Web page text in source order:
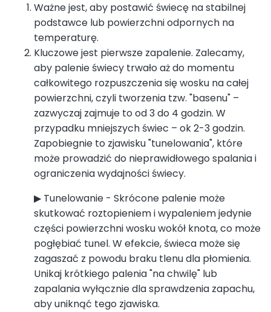
Ważne jest, aby postawić świecę na stabilnej
podstawce lub powierzchni odpornych na
temperaturę.
Kluczowe jest pierwsze zapalenie. Zalecamy,
aby palenie świecy trwało aż do momentu
całkowitego rozpuszczenia się wosku na całej
powierzchni, czyli tworzenia tzw. "basenu" –
zazwyczaj zajmuje to od 3 do 4 godzin. W
przypadku mniejszych świec – ok 2-3 godzin.
Zapobiegnie to zjawisku "tunelowania", które
może prowadzić do nieprawidłowego spalania i
ograniczenia wydajności świecy.
▶ Tunelowanie - Skrócone palenie może
skutkować roztopieniem i wypaleniem jedynie
części powierzchni wosku wokół knota, co może
pogłębiać tunel. W efekcie, świeca może się
zagaszać z powodu braku tlenu dla płomienia.
Unikaj krótkiego palenia "na chwilę" lub
zapalania wyłącznie dla sprawdzenia zapachu,
aby uniknąć tego zjawiska.